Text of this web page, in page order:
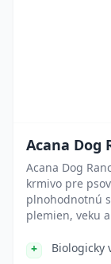
Acana Dog
Acana Dog
krmivo pre
plnohodnotnú
plemien, veku
Biologicky